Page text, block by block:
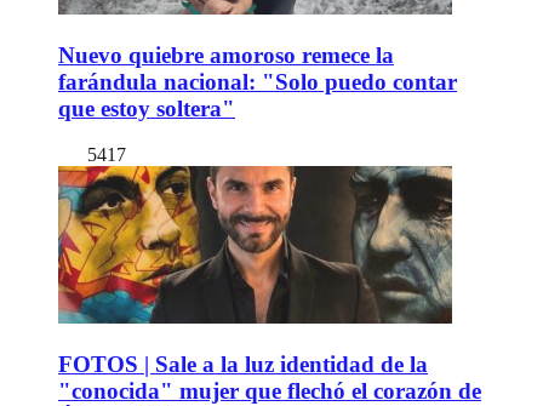
Nuevo quiebre amoroso remece la
farándula nacional: "Solo puedo contar
que estoy soltera"
5417
FOTOS | Sale a la luz identidad de la
"conocida" mujer que flechó el corazón de